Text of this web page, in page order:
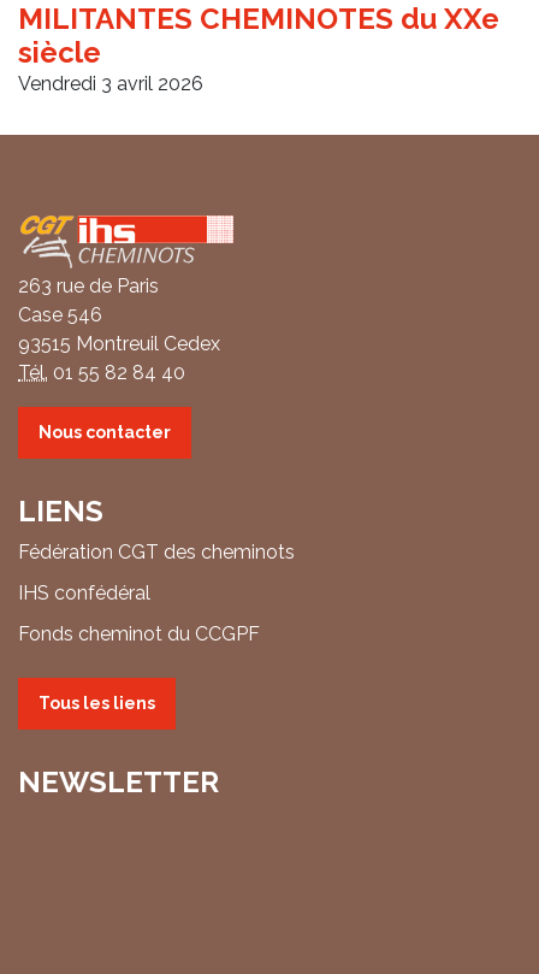
MILITANTES CHEMINOTES du XXe
siècle
Vendredi 3 avril 2026
Coordonnées
263 rue de Paris
Case 546
93515 Montreuil Cedex
Tél. 01 55 82 84 40
Nous contacter
LIENS
Fédération CGT des cheminots
IHS confédéral
Fonds cheminot du CCGPF
Tous les liens
NEWSLETTER